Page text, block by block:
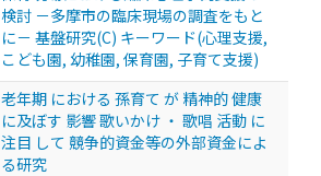
検討 －多摩市の臨床現場の調査をもと
に－ 基盤研究(C) キーワード(心理支援,
こども園, 幼稚園, 保育園, 子育て支援)
老年期 における 孫育て が 精神的 健康
に及ぼす 影響 歌いかけ ・ 歌唱 活動 に
注目 して 競争的資金等の外部資金によ
る研究